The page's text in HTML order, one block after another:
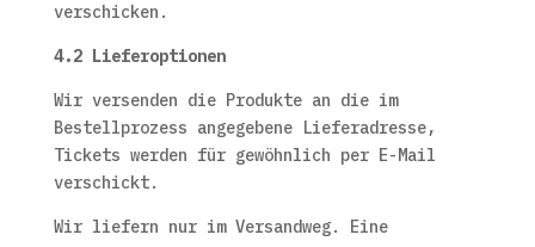
verschicken.
4.2 Lieferoptionen
Wir versenden die Produkte an die im
Bestellprozess angegebene Lieferadresse,
Tickets werden für gewöhnlich per E-Mail
verschickt.
Wir liefern nur im Versandweg. Eine